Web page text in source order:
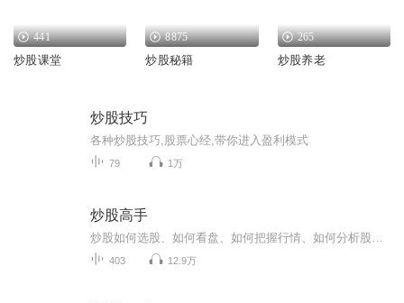
441
炒股课堂
8875
炒股秘籍
265
炒股养老
炒股技巧
各种炒股技巧,股票心经,带你进入盈利模式
79 1万
炒股高手
403 12.9万